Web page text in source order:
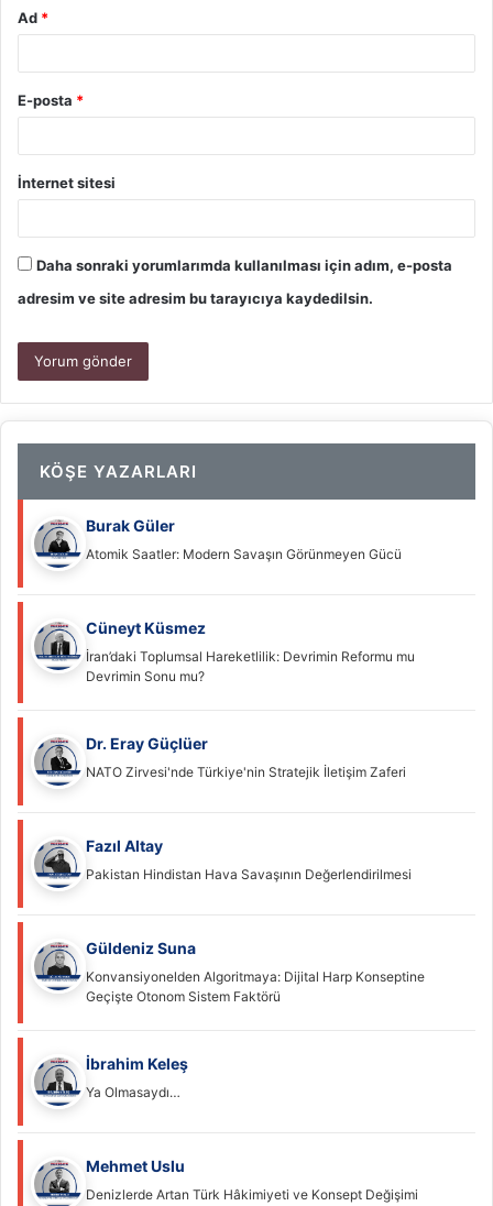
Ad *
E-posta *
İnternet sitesi
Daha sonraki yorumlarımda kullanılması için adım, e-posta
adresim ve site adresim bu tarayıcıya kaydedilsin.
KÖŞE YAZARLARI
Burak Güler
Atomik Saatler: Modern Savaşın Görünmeyen Gücü
Cüneyt Küsmez
İran’daki Toplumsal Hareketlilik: Devrimin Reformu mu
Devrimin Sonu mu?
Dr. Eray Güçlüer
NATO Zirvesi'nde Türkiye'nin Stratejik İletişim Zaferi
Fazıl Altay
Pakistan Hindistan Hava Savaşının Değerlendirilmesi
Güldeniz Suna
Konvansiyonelden Algoritmaya: Dijital Harp Konseptine
Geçişte Otonom Sistem Faktörü
İbrahim Keleş
Ya Olmasaydı…
Mehmet Uslu
Denizlerde Artan Türk Hâkimiyeti ve Konsept Değişimi